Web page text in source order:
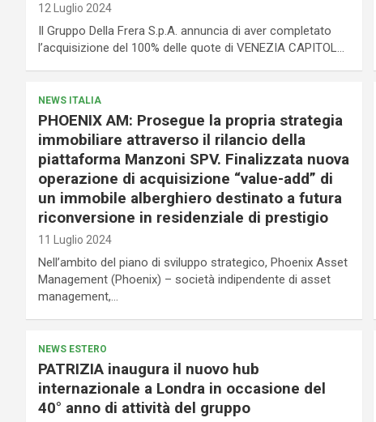
12 Luglio 2024
Il Gruppo Della Frera S.p.A. annuncia di aver completato
l’acquisizione del 100% delle quote di VENEZIA CAPITOL…
NEWS ITALIA
PHOENIX AM: Prosegue la propria strategia
immobiliare attraverso il rilancio della
piattaforma Manzoni SPV. Finalizzata nuova
operazione di acquisizione “value-add” di
un immobile alberghiero destinato a futura
riconversione in residenziale di prestigio
11 Luglio 2024
Nell’ambito del piano di sviluppo strategico, Phoenix Asset
Management (Phoenix) – società indipendente di asset
management,…
NEWS ESTERO
PATRIZIA inaugura il nuovo hub
internazionale a Londra in occasione del
40° anno di attività del gruppo